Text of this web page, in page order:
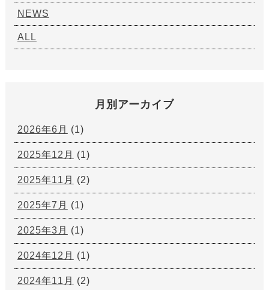
NEWS
ALL
月別アーカイブ
2026年6月 (1)
2025年12月 (1)
2025年11月 (2)
2025年7月 (1)
2025年3月 (1)
2024年12月 (1)
2024年11月 (2)